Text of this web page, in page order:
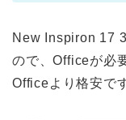
New Inspiron 17
ので、Officeが必
Officeより格安で